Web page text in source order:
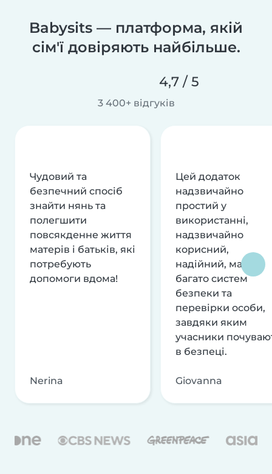
Babysits — платформа, якій
сім'ї довіряють найбільше.
4,7 / 5
3 400+ відгуків
Чудовий та
безпечний спосіб
знайти нянь та
полегшити
повсякденне життя
матерів і батьків, які
потребують
допомоги вдома!
Nerina
Цей додаток
надзвичайно
простий у
використанні,
надзвичайно
корисний,
надійний, має
багато систем
безпеки та
перевірки особи,
завдяки яким
учасники
в безпеці.
Giovanna